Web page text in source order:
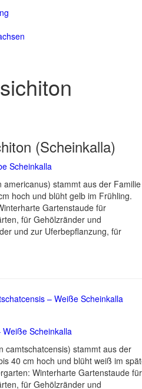
(Scheinkalla)
Scheinkalla
americanus) stammt aus der Familie
hoch und blüht gelb im Frühling.
Gartenstaude für
für Gehölzränder und
und zur Uferbepflanzung, für
Scheinkalla
camtschatcensis) stammt aus der
40 cm hoch und blüht weiß im
Winterharte Gartenstaude für
für Gehölzränder und